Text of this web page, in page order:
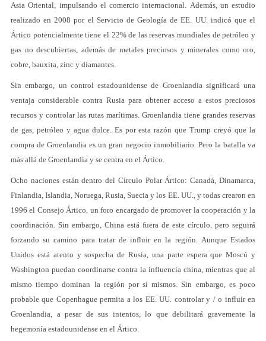
Asia Oriental, impulsando el comercio internacional. Además, un estudio
realizado en 2008 por el Servicio de Geología de EE. UU. indicó que el
Ártico potencialmente tiene el 22% de las reservas mundiales de petróleo y
gas no descubiertas, además de metales preciosos y minerales como oro,
cobre, bauxita, zinc y diamantes.
Sin embargo, un control estadounidense de Groenlandia significará una
ventaja considerable contra Rusia para obtener acceso a estos preciosos
recursos y controlar las rutas marítimas. Groenlandia tiene grandes reservas
de gas, petróleo y agua dulce. Es por esta razón que Trump creyó que la
compra de Groenlandia es un gran negocio inmobiliario. Pero la batalla va
más allá de Groenlandia y se centra en el Ártico.
Ocho naciones están dentro del Círculo Polar Ártico: Canadá, Dinamarca,
Finlandia, Islandia, Noruega, Rusia, Suecia y los EE. UU., y todas crearon en
1996 el Consejo Ártico, un foro encargado de promover la cooperación y la
coordinación. Sin embargo, China está fuera de este círculo, pero seguirá
forzando su camino para tratar de influir en la región. Aunque Estados
Unidos está atento y sospecha de Rusia, una parte espera que Moscú y
Washington puedan coordinarse contra la influencia china, mientras que al
mismo tiempo dominan la región por sí mismos. Sin embargo, es poco
probable que Copenhague permita a los EE. UU. controlar y / o influir en
Groenlandia, a pesar de sus intentos, lo que debilitará gravemente la
hegemonía estadounidense en el Ártico.